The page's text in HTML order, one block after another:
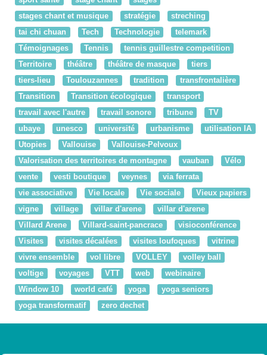
stages chant et musique
stratégie
streching
tai chi chuan
Tech Technologie
telemark
Témoignages
Tennis
tennis guillestre competition
Territoire
théâtre théâtre de masque
tiers
tiers-lieu
Toulouzannes tradition
transfrontalière
Transition
Transition écologique
transport
travail avec l'autre
travail sonore tribune
TV
ubaye
unesco université urbanisme
utilisation IA
Utopies
Vallouise
Vallouise-Pelvoux
Valorisation des territoires de montagne
vauban
Vélo
vente
vesti boutique veynes
via ferrata
vie associative
Vie locale Vie sociale
Vieux papiers
vigne
village villar d'arene
villar d'arene
Villard Arene
Villard-saint-pancrace
visioconférence
Visites
visites décalées visites loufoques
vitrine
vivre ensemble
vol libre VOLLEY
volley ball
voltige
voyages VTT web
webinaire
Window 10
world café yoga
yoga seniors
yoga transformatif
zero dechet